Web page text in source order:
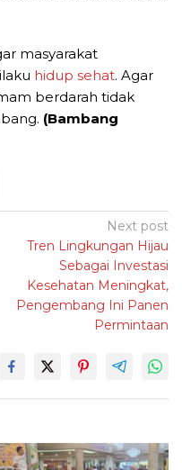
masyarakat
hidup sehat. Agar
berdarah tidak
(Bambang
Next post
Tren Lingkungan Hijau
Sebagai Investasi
Kesehatan Meningkat,
Pengembang Ini Panen
Permintaan